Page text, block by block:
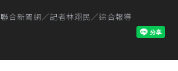
聯合新聞網／記者林翊民／綜合報導